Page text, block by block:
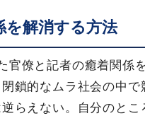
を解消する方法
官僚と記者の癒着関係
鎖的なムラ社会の中
らえない。自分のとこ